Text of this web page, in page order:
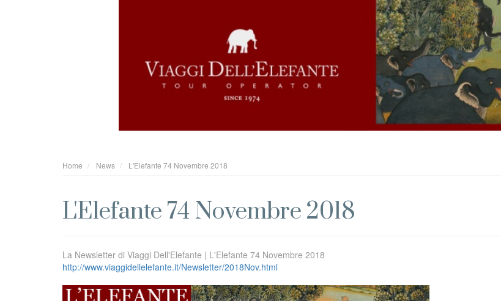
Home News L'Elefante 74 Novembre 2018
L'Elefante 74 Novembre 2018
La Newsletter di Viaggi Dell'Elefante | L'Elefante 74 Novembre 2018
http://www.viaggidellelefante.it/Newsletter/2018Nov.html